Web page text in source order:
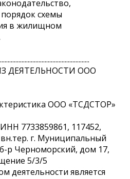
схемы
в жилищном
ДЕЯТЕЛЬНОСТИ ООО
ООО «ТСДСТОР»
7733859861, 117452,
г. Муниципальный
р Черноморский, дом 17,
5/3/5
деятельности является